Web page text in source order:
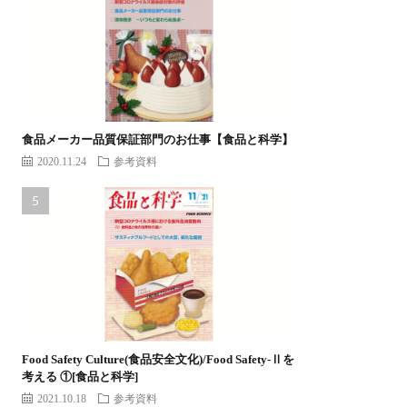
食品メーカー品質保証部門のお仕事【食品と科学】
2020.11.24 参考資料
Food Safety Culture(食品安全文化)/Food Safety-Ⅱを
考える ①[食品と科学]
2021.10.18 参考資料